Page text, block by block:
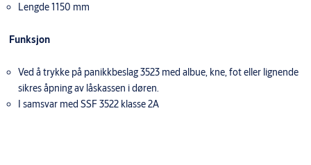
Lengde 1150 mm
Funksjon
Ved å trykke på panikkbeslag 3523 med albue, kne, fot eller lignende
sikres åpning av låskassen i døren.
I samsvar med SSF 3522 klasse 2A